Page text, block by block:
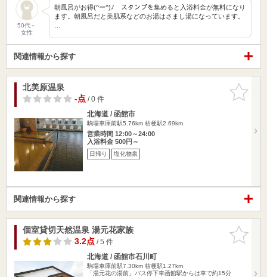
50代～
女性
朝風呂がお得(^ー^)ﾉ スタンプを集めると入浴料金が無料になり
ます。朝風呂だと美肌系などのお湯はさまし湯になっています。
関連情報から探す
お気に入
りに追加
北美原温泉
-点/ 0 件
北海道 / 函館市
駒場車庫前駅5.76km 桔梗駅2.69km
営業時間 12:00～24:00
入浴料金 500円～
日帰り 塩化物泉
関連情報から探す
お気に入
りに追加
個室貸切天然温泉 湯元花家族
3.2点/ 5 件
北海道 / 函館市石川町
駒場車庫前駅7.30km 桔梗駅1.27km
「湯元花の湯前」バス停下車函館駅からは車で約15分